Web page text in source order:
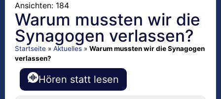
Ansichten: 184
Warum mussten wir die
Synagogen verlassen?
Startseite » Aktuelles » Warum mussten wir die Synagogen
verlassen?
Hören statt lesen